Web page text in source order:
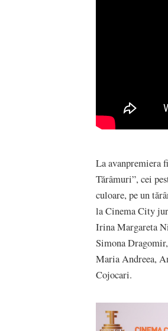
La avanpremiera
Tărâmuri”, cei
culoare, pe un
la Cinema City
Irina Margareta
Simona
Maria Andreea,
Cojocari.